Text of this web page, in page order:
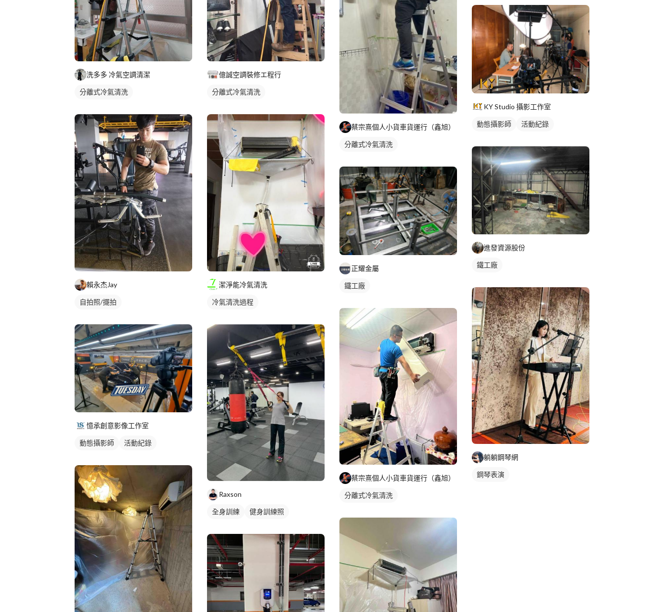
洗多多 冷氣空調清潔
分離式冷氣清洗
賴永杰Jay
自拍照/擺拍
憶承創意影像工作室
動態攝影師 活動紀錄
億誠空調裝修エ程行
分離式冷氣清洗
潔淨能冷氣清洗
冷氣清洗過程
Raxson
全身訓練 健身訓練照
蔡宗熹個人小貨車貨運行（鑫旭）
分離式冷氣清洗
正耀金屬
鐵工廠
蔡宗熹個人小貨車貨運行（鑫旭）
分離式冷氣清洗
KY Studio 攝影工作室
動態攝影師 活動紀錄
進發資源股份
鐵工廠
躺躺鋼琴網
鋼琴表演